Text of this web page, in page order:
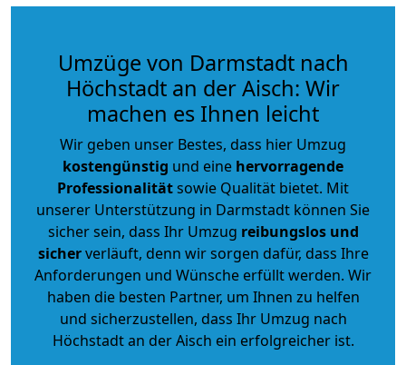
Umzüge von Darmstadt nach
Höchstadt an der Aisch: Wir
machen es Ihnen leicht
Wir geben unser Bestes, dass hier Umzug
kostengünstig und eine hervorragende
Professionalitätsowie Qualität bietet. Mit
unserer Unterstützung in Darmstadt können Sie
sicher sein, dass Ihr Umzug reibungslos und
sicherverläuft, denn wir sorgen dafür, dass Ihre
Anforderungen und Wünsche erfüllt werden. Wir
haben die besten Partner, um Ihnen zu helfen
und sicherzustellen, dass Ihr Umzug nach
Höchstadt an der Aisch ein erfolgreicher ist.